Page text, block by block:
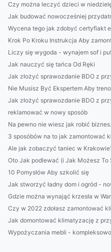
Czy można leczyć dzieci w
Jak budować nowocześniej
Wycena tego jak zdobyć certyfiakt
Krok Po Kroku Instrukcja Aby
Liczy się wygoda - wynajem sof i
Jak nauczyć się tańca Od Ręki
Jak złożyć sprawozdanie BDO z
Nie Musisz Być Ekspertem Aby
Jak złożyć sprawozdanie BDO z
reklamować w nowy sposób
Na pewno nie wiesz jak robić
3 sposóbów na to jak zamontować
Ale jak zobaczyć taniec w
Oto Jak podlewać (i Jak Możesz To
10 Pomysłów Aby szkolić się
Jak stworzyć ładny dom i ogród -
Gdzie można wynająć krzesła w
Czy w 2022 zdołasz zamontować
Jak domontować klimatyzację z
Wypożyczania mebli - kompleksowo